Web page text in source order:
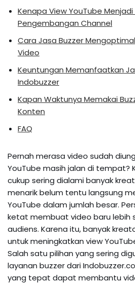
Kenapa View YouTube
Pengembangan Channel
Cara Jasa Buzzer
Video
Keuntungan Memanfaatkan
Indobuzzer
Kapan Waktunya Memakai
Konten
FAQ
Pernah merasa video sudah
YouTube masih jalan di tempat?
cukup sering dialami banyak
menarik belum tentu langsung
YouTube dalam jumlah besar.
ketat membuat video baru lebih
audiens. Karena itu, banyak
untuk meningkatkan view
Salah satu pilihan yang sering
layanan buzzer dari
yang tepat dapat membantu